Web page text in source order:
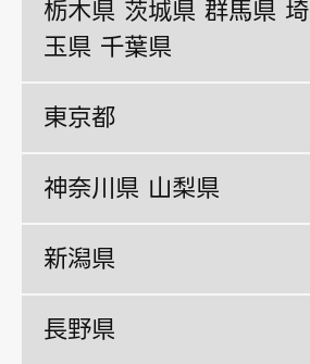
栃木県 茨城県 群馬県 埼
玉県 千葉県
東京都
神奈川県 山梨県
新潟県
長野県